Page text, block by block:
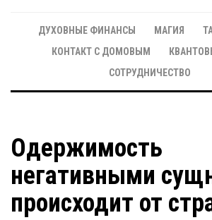
ДУХОВНЫЕ ФИНАНСЫ МАГИЯ
КОНТАКТ С ДОМОВЫМ
СОТРУДНИЧЕСТВО
Одержимость
негативными
происходит от